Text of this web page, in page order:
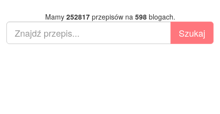
Mamy 252817przepisów na 598blogach.